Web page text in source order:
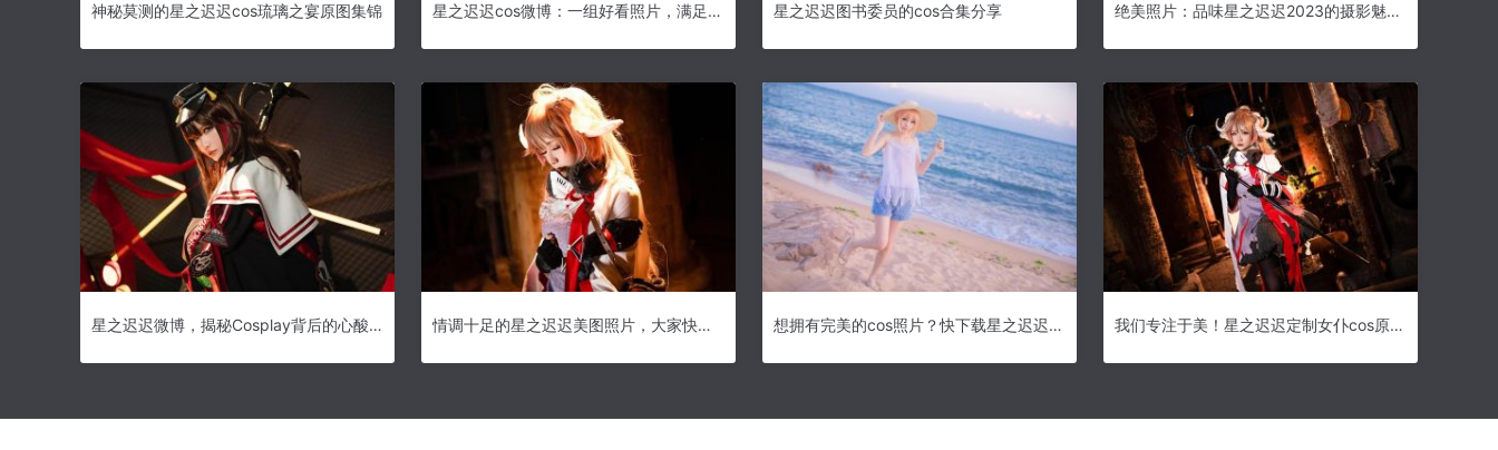
神秘莫测的星之迟迟cos琉璃之宴原图集锦 星之迟迟cos微博：一组好看照片，满足你的分外需求。 星之迟迟图书委员的cos合集分享 绝美照片：品味星之迟迟2023的摄影魅力。
星之迟迟微博，揭秘Cosplay背后的心酸故事 情调十足的星之迟迟美图照片，大家快来围观 想拥有完美的cos照片？快下载星之迟迟全套网盘吧 我们专注于美！星之迟迟定制女仆cos原图公开，无修饰，最美最真实